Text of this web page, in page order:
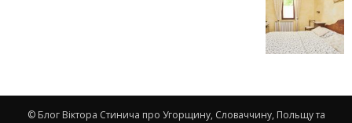
© Блог Віктора Стинича про Угорщину, Словаччину, Польщу та